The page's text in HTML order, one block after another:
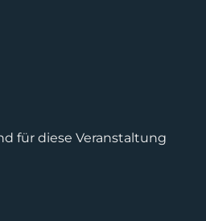
für diese Veranstaltung